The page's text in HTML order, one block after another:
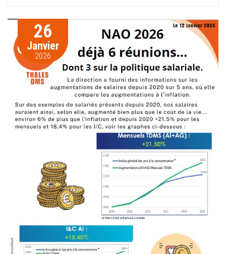
26
Janvier
2026